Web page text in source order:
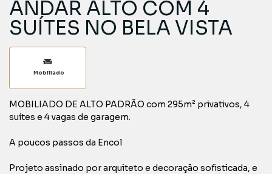
ANDAR ALTO COM 4
SUÍTES NO BELA VISTA
Mobiliado
MOBILIADO DE ALTO PADRÃO com 295m² privativos, 4
suítes e 4 vagas de garagem.
A poucos passos da Encol
Projeto assinado por arquiteto e decoração sofisticada, e